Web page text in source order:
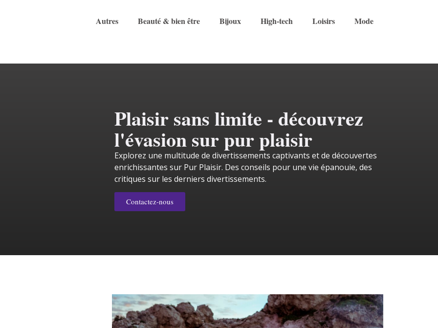
Autres Beauté & bien être Bijoux High-tech Loisirs Mode
Plaisir sans limite - découvrez
l'évasion sur pur plaisir
Explorez une multitude de divertissements captivants et de découvertes
enrichissantes sur Pur Plaisir. Des conseils pour une vie épanouie, des
critiques sur les derniers divertissements.
Contactez-nous